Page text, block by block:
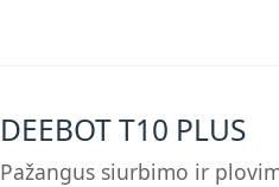
DEEBOT T10 PLUS
Pažangus siurbimo ir